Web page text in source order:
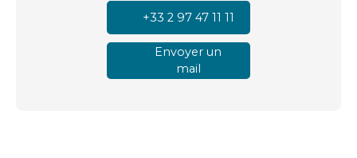
+33 2 97 47 11 11
Envoyer un
mail